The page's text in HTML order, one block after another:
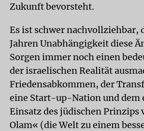
Zukunft bevorsteht.
Es ist schwer nachvollziehbar,
Jahren Unabhängigkeit diese
Sorgen immer noch einen
der israelischen Realität
Friedensabkommen, der
eine Start-up-Nation und dem
Einsatz des jüdischen Prinzips
Olam« (die Welt zu einem